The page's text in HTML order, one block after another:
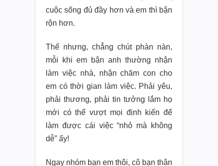
cuộc sống đủ đầy hơn và em thì bận
rộn hơn.
Thế nhưng, chẳng chút phàn nàn,
mỗi khi em bận anh thường nhận
làm việc nhà, nhận chăm con cho
em có thời gian làm việc. Phải yêu,
phải thương, phải tin tưởng lắm họ
mới có thể vượt mọi định kiến để
làm được cái việc “nhỏ mà không
dễ” ấy!
Ngay nhóm bạn em thôi, cô bạn thân